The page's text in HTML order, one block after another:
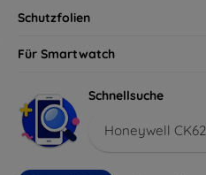
Schutzfolien
Für Smartwatch
Schnellsuche
Honeywell CK62